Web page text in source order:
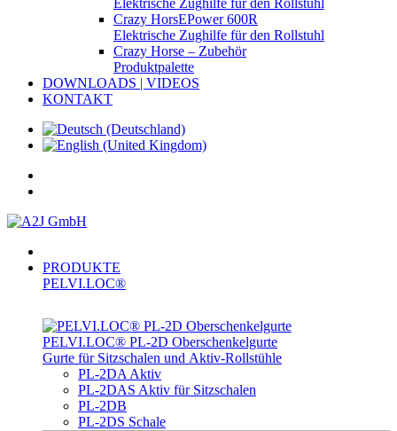
Elektrische Zughilfe für den Rollstuhl
Crazy HorsEPower 600R
Elektrische Zughilfe für den Rollstuhl
Crazy Horse – Zubehör
Produktpalette
DOWNLOADS | VIDEOS
KONTAKT
PRODUKTE
PELVI.LOC®
PELVI.LOC® PL-­2D Oberschenkelgurte
Gurte für Sitzschalen und Aktiv-Rollstühle
PL-2DA Aktiv
PL-2DAS Aktiv für Sitzschalen
PL-2DB
PL-2DS Schale